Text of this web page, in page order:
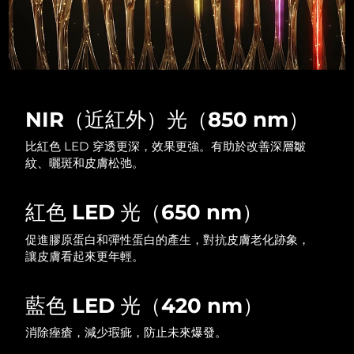
NIR（近紅外）光（850 nm）
比紅色 LED 穿透更深，效果更強。有助於改善深層皺
紋、曬斑和皮膚松弛。
紅色 LED 光（650 nm）
促進膠原蛋白和彈性蛋白的產生，對抗皮膚老化跡象，
讓皮膚看起來更年輕。
藍色 LED 光（420 nm）
消除痤瘡，減少瑕疵，防止未來爆發。
FOREO APP
關於我們
科威特 預計送達日期8/8/26
拉脫維亞 預計送達日期8/8/26
立陶宛 預計送達日期8/8/26
盧森堡
馬來西亞 預計送達日期8/11/26
墨西哥 預計送達日期